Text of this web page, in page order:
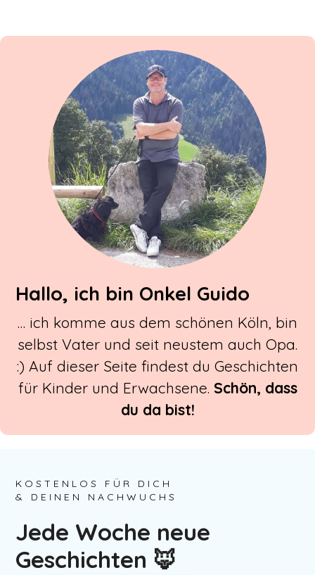
Hallo, ich bin Onkel Guido
… ich komme aus dem schönen Köln, bin
selbst Vater und seit neustem auch Opa.
:) Auf dieser Seite findest du Geschichten
für Kinder und Erwachsene. Schön, dass
du da bist!
KOSTENLOS FÜR DICH
& DEINEN NACHWUCHS
Jede Woche neue
Geschichten 🦊